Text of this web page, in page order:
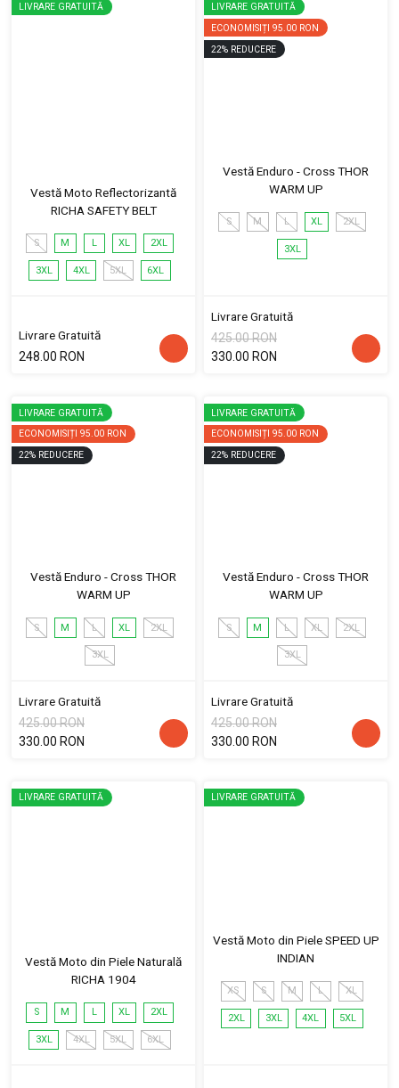
LIVRARE GRATUITĂ
Vestă Moto Reflectorizantă
RICHA SAFETY BELT
S M L XL 2XL
3XL 4XL 5XL 6XL
Livrare Gratuită
248.00 RON
LIVRARE GRATUITĂ
ECONOMISIȚI 95.00 RON
22% REDUCERE
Vestă Enduro - Cross THOR
WARM UP
S M L XL 2XL
3XL
Livrare Gratuită
425.00 RON
330.00 RON
LIVRARE GRATUITĂ
ECONOMISIȚI 95.00 RON
22% REDUCERE
Vestă Enduro - Cross THOR
WARM UP
S M L XL 2XL
3XL
Livrare Gratuită
425.00 RON
330.00 RON
LIVRARE GRATUITĂ
ECONOMISIȚI 95.00 RON
22% REDUCERE
Vestă Enduro - Cross THOR
WARM UP
S M L XL 2XL
3XL
Livrare Gratuită
425.00 RON
330.00 RON
LIVRARE GRATUITĂ
Vestă Moto din Piele Naturală
RICHA 1904
S M L XL 2XL
3XL 4XL 5XL 6XL
LIVRARE GRATUITĂ
Vestă Moto din Piele SPEED UP
INDIAN
XS S M L XL
2XL 3XL 4XL 5XL